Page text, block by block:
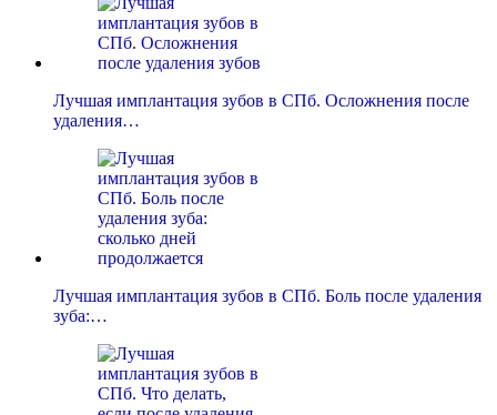
Лучшая имплантация зубов в СПб. Осложнения после
удаления…
Лучшая имплантация зубов в СПб. Боль после удаления
зуба:…